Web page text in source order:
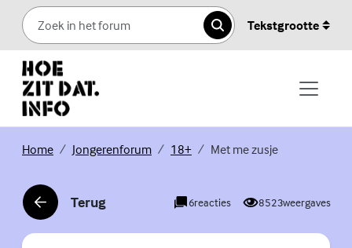
Skip to content
Zoeken
Tekstgrootte
Home(Externe link)
Jongerenforum(Externe link)
18+(Externe link)
Met me zusje
Terug
(Externe link) 6reacties 8523weergaves